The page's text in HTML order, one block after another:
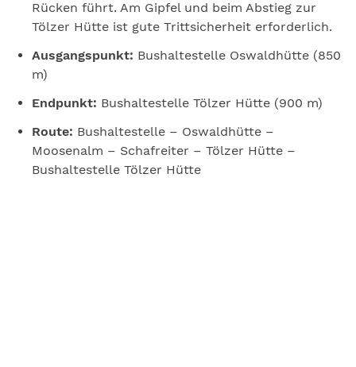
Rücken führt. Am Gipfel und beim Abstieg zur
Tölzer Hütte ist gute Trittsicherheit erforderlich.
Ausgangspunkt: Bushaltestelle Oswaldhütte (850
m)
Endpunkt: Bushaltestelle Tölzer Hütte (900 m)
Route: Bushaltestelle – Oswaldhütte –
Moosenalm – Schafreiter – Tölzer Hütte –
Bushaltestelle Tölzer Hütte